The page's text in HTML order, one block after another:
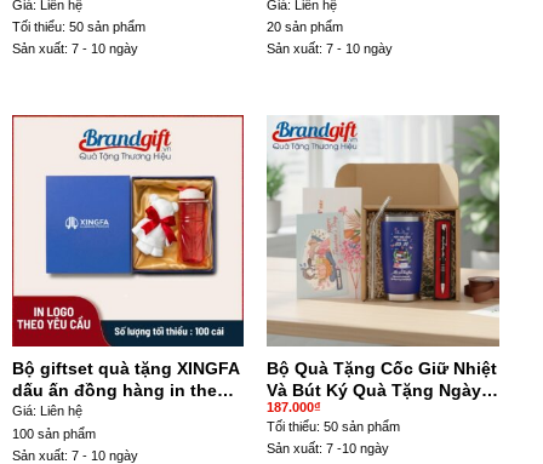
GS-12
Giá: Liên hệ
Tối thiểu: 50 sản phẩm
Sản xuất: 7 - 10 ngày
Bát Tràng In Logo GS – 13
Giá: Liên hệ
20 sản phẩm
Sản xuất: 7 - 10 ngày
Bộ giftset quà tặng XINGFA
dấu ấn đồng hàng in theo
yêu cầu GS-07
Giá: Liên hệ
100 sản phẩm
Sản xuất: 7 - 10 ngày
Bộ Quà Tặng Cốc Giữ Nhiệt
Và Bút Ký Quà Tặng Ngày
Nhà Giáo Việt Nam 20/11
GS-03
187.000₫
Tối thiểu: 50 sản phẩm
Sản xuất: 7 -10 ngày